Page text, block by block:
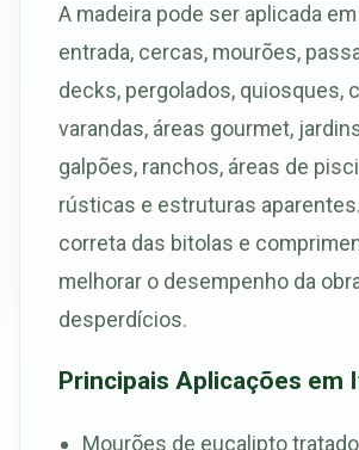
A madeira pode ser aplicada
entrada, cercas, mourões,
decks, pergolados, quiosques,
varandas, áreas gourmet,
galpões, ranchos, áreas de
rústicas e estruturas
correta das bitolas e
melhorar o desempenho da
desperdícios.
Principais Aplicações em
Mourões de eucalipto